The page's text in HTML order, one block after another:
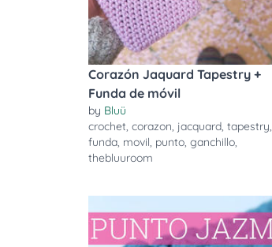
Corazón Jaquard Tapestry +
Funda de móvil
by Bluü
crochet, corazon, jacquard, tapestry,
funda, movil, punto, ganchillo,
thebluuroom